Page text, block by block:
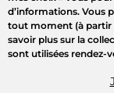
d’informations. Vous
tout moment (à partir
savoir plus sur la
sont utilisées rendez-